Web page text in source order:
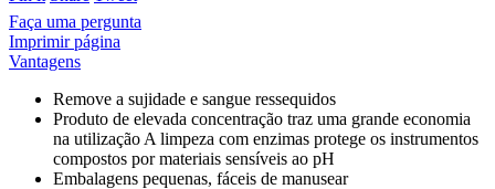
Faça uma pergunta
Imprimir página
Vantagens
Remove a sujidade e sangue ressequidos
Produto de elevada concentração traz uma grande economia
na utilização A limpeza com enzimas protege os instrumentos
compostos por materiais sensíveis ao pH
Embalagens pequenas, fáceis de manusear